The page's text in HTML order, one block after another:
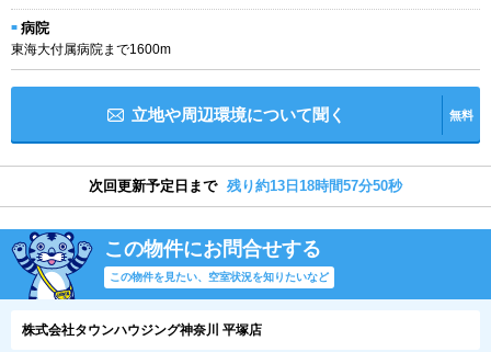
病院
東海大付属病院まで1600m
立地や周辺環境について聞く 無料
次回更新予定日まで 残り約13日18時間57分50秒
この物件にお問合せする
この物件を見たい、空室状況を知りたいなど
株式会社タウンハウジング神奈川 平塚店